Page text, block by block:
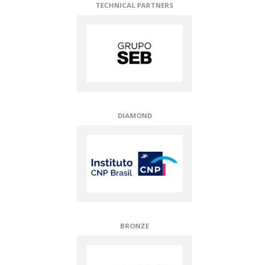
DIAMOND
TECHNICAL PARTNERS
TECHNICAL PARTNERS